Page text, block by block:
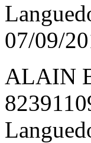
07/09/
ALAIN